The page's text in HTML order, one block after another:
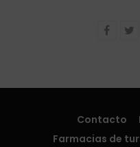
Contacto
Farmacias de